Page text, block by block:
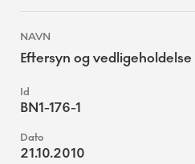
Eftersyn og
BN1-176-1
21.10.2010